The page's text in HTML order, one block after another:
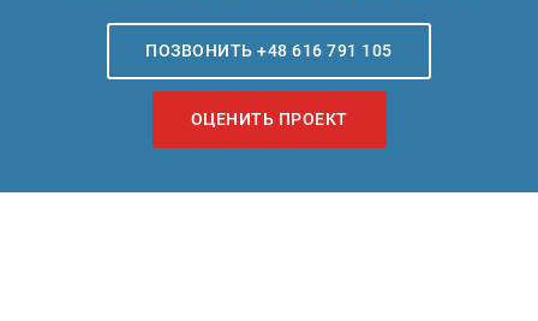
ПОЗВОНИТЬ +48 616 791 105
ОЦЕНИТЬ ПРОЕКТ